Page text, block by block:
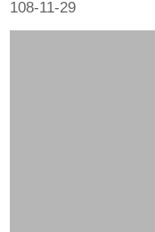
108-11-29